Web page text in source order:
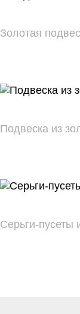
Золотая
Подвеска из
Серьги-пусеты